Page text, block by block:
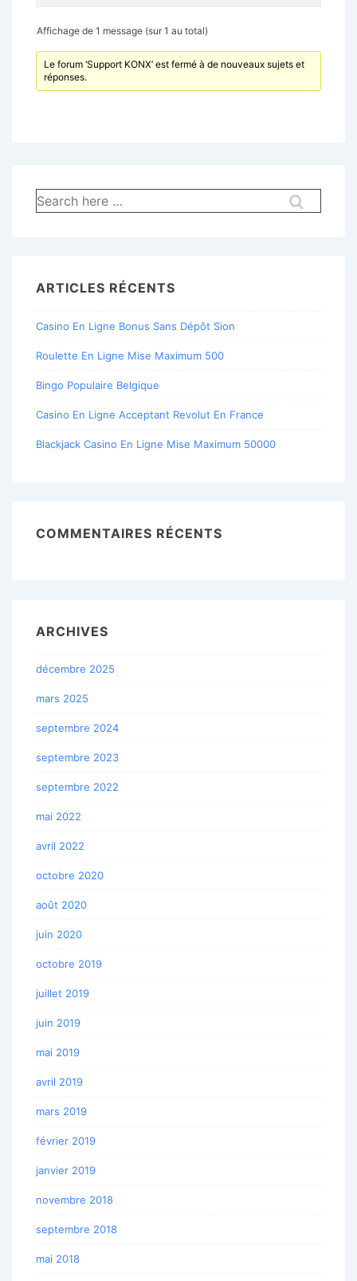
Affichage de 1 message (sur 1 au total)
Le forum ‘Support KONX’ est fermé à de nouveaux sujets et
réponses.
Recherche
pour:
ARTICLES RÉCENTS
Casino En Ligne Bonus Sans Dépôt Sion
Roulette En Ligne Mise Maximum 500
Bingo Populaire Belgique
Casino En Ligne Acceptant Revolut En France
Blackjack Casino En Ligne Mise Maximum 50000
COMMENTAIRES RÉCENTS
ARCHIVES
décembre 2025
mars 2025
septembre 2024
septembre 2023
septembre 2022
mai 2022
avril 2022
octobre 2020
août 2020
juin 2020
octobre 2019
juillet 2019
juin 2019
mai 2019
avril 2019
mars 2019
février 2019
janvier 2019
novembre 2018
septembre 2018
mai 2018